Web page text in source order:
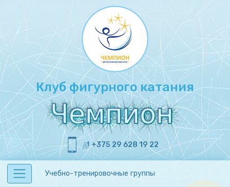
Клуб фигурного катания
+375 29 628 19 22
Учебно-тренировочные группы